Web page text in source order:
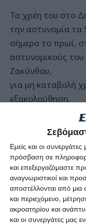
Εμείς και οι
πρόσβαση σε
και επεξεργαζόμαστε
αναγνωριστικοί και
αποστέλλονται από μια
και περιεχόμενο,
ακροατηρίου και
και οι συνεργάτες μας
Τα χρέη του στο
την αστυνομία τα
σήμερα το πρωί,
αστυνομικούς
Ζακύνθου,
για μη καταβολή
εξακολούθηση.
Σε βάρος του
Εισαγγελέα
προς το Δημόσιο
που φτάνουν στο
Ο συλληφθείς
Πλημμελειοδικών